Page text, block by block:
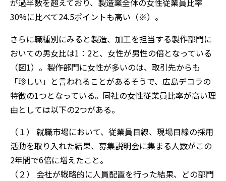
が過半数を超えており、製造業全体の女性従業員比率
30%に比べて24.5ポイントも高い（※）。
さらに職種別にみると製造、加工を担当する製作部門に
おいての男女比は1：2と、女性が男性の倍となっている
（図1）。製作部門に女性が多いのは、取引先からも
「珍しい」と言われることがあるそうで、広島デコラの
特徴の1つとなっている。同社の女性従業員比率が高い理
由としては以下の2つがある。
（１） 就職市場において、従業員目線、現場目線の採用
活動を取り入れた結果、募集説明会に集まる人数がこの
2年間で6倍に増えたこと。
（２） 会社が戦略的に人員配置を行った結果、どの部門